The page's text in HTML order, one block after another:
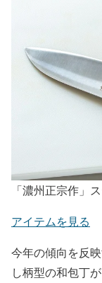
「濃州正宗作」
アイテムを見る
今年の傾向を反
し柄型の和包丁